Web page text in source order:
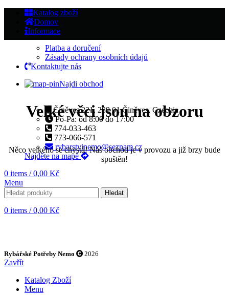
Katalog zboží
Domov
Informace
Platba a doručení
Zásady ochrany osobních údajů
Kontaktujte nás
Najdi obchod
Činěves 221, 289 01 Činěves, Czechia
Po-Pa: od 8:00 do 17:00
774-033-463
773-066-571
rybarstvinemo@seznam.cz
Najděte na mapě
0 items / 0,00 Kč
Menu
Hledat
0 items / 0,00 Kč
Velké věci jsou na obzoru
Něco velkého se chystá! Náš obchod je v provozu a již brzy bude
spuštěn!
Rybářské Potřeby Nemo 2026
Zavřít
Katalog Zboží
Menu